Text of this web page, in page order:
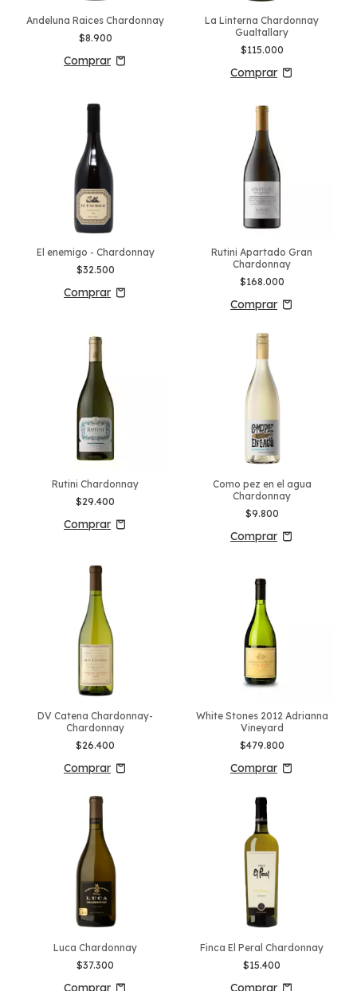
Andeluna Raices Chardonnay
$8.900
La Linterna Chardonnay
Gualtallary
$115.000
El enemigo - Chardonnay
$32.500
Rutini Apartado Gran
Chardonnay
$168.000
Rutini Chardonnay
$29.400
Como pez en el agua
Chardonnay
$9.800
DV Catena Chardonnay-
Chardonnay
$26.400
White Stones 2012 Adrianna
Vineyard
$479.800
Luca Chardonnay
$37.300
Finca El Peral Chardonnay
$15.400